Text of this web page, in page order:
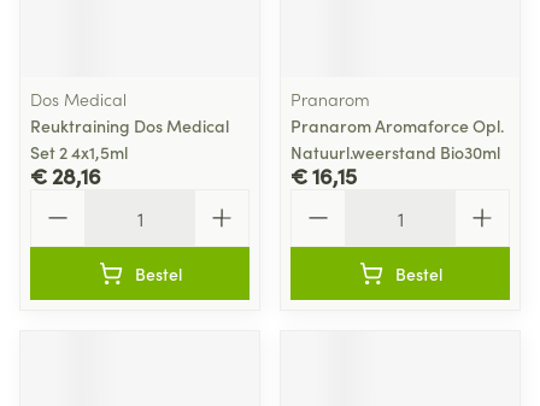
Dos Medical
Reuktraining Dos Medical
Set 2 4x1,5ml
€ 28,16
Bestel
Pranarom
Pranarom Aromaforce Opl.
Natuurl.weerstand Bio30ml
€ 16,15
Bestel